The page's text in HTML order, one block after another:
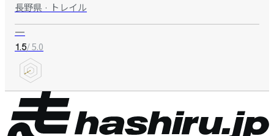
長野県 · トレイル
—
1.5/ 5.0